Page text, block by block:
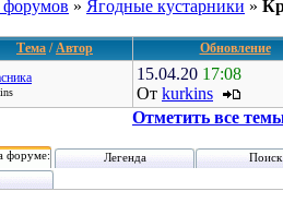
» Ягодные кустарники »
Тема /Автор
Обновление
15.04.20 17:08
От kurkins
Отметить все
форуме: Легенда
Поиск